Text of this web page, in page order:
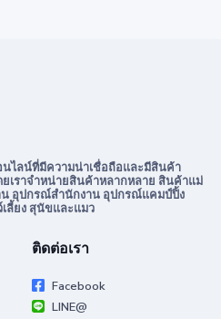
นไลน์ที่มีความน่าเชื่อถือและมีสินค้า
เราจำหน่ายสินค้าหลากหลาย สินค้าแม่
น อุปกรณ์สำนักงาน อุปกรณ์แคมป์ปิ้ง
ลี้ยง สุนัขและแมว
ติดต่อเรา
Facebook
LINE@